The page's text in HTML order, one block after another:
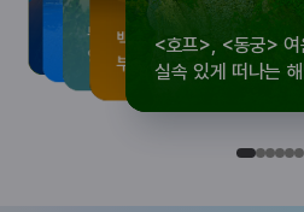
<호프>, <동궁> 여운 따라🎬
실속 있게 떠나는 해남 여행
로컬 감성 수집!
전국 로컬 기념품숍 3곳⭐
우리말이 더 재미있어지는
세종 한글 여행
숲길부터 천년 고찰까지!
마음에 쉼을 더하는 부안
뚜벅이 여행자 주목🚶
양양 1박 2일 코스
백제의 숨결을 따라,
부여에서 만나는 여름
<호프>, <동궁> 여
실속 있게 떠나는
로컬 감성 수
전국 로컬 기
우리말
세종